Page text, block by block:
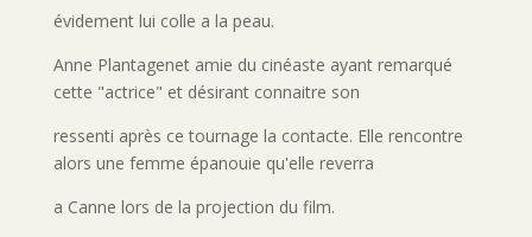
évidement lui colle a la peau.
Anne Plantagenet amie du cinéaste ayant remarqué
cette "actrice" et désirant connaitre son
ressenti après ce tournage la contacte. Elle rencontre
alors une femme épanouie qu'elle reverra
a Canne lors de la projection du film.